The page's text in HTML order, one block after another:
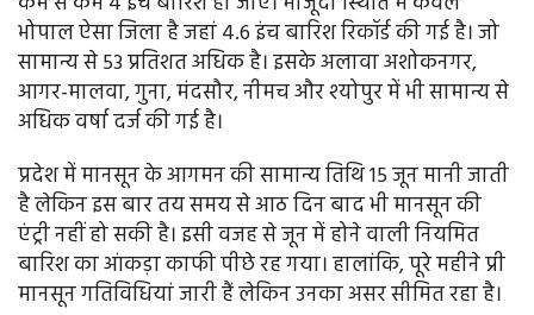
भोपाल ऐसा जिला है जहां 4.6 इंच बारिश रिकॉर्ड की गई है। जो
सामान्य से 53 प्रतिशत अधिक है। इसके अलावा अशोकनगर,
आगर-मालवा, गुना, मंदसौर, नीमच और श्योपुर में भी सामान्य से
अधिक वर्षा दर्ज की गई है।
प्रदेश में मानसून के आगमन की सामान्य तिथि 15 जून मानी जाती
है लेकिन इस बार तय समय से आठ दिन बाद भी मानसून की
एंट्री नहीं हो सकी है। इसी वजह से जून में होने वाली नियमित
बारिश का आंकड़ा काफी पीछे रह गया। हालांकि, पूरे महीने प्री
मानसून गतिविधियां जारी हैं लेकिन उनका असर सीमित रहा है।